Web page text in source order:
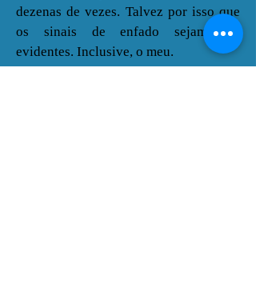
dezenas de vezes. Talvez por isso que
os sinais de enfado sejam tão
evidentes. Inclusive, o meu.
Sou uma otimista de carteirinha e